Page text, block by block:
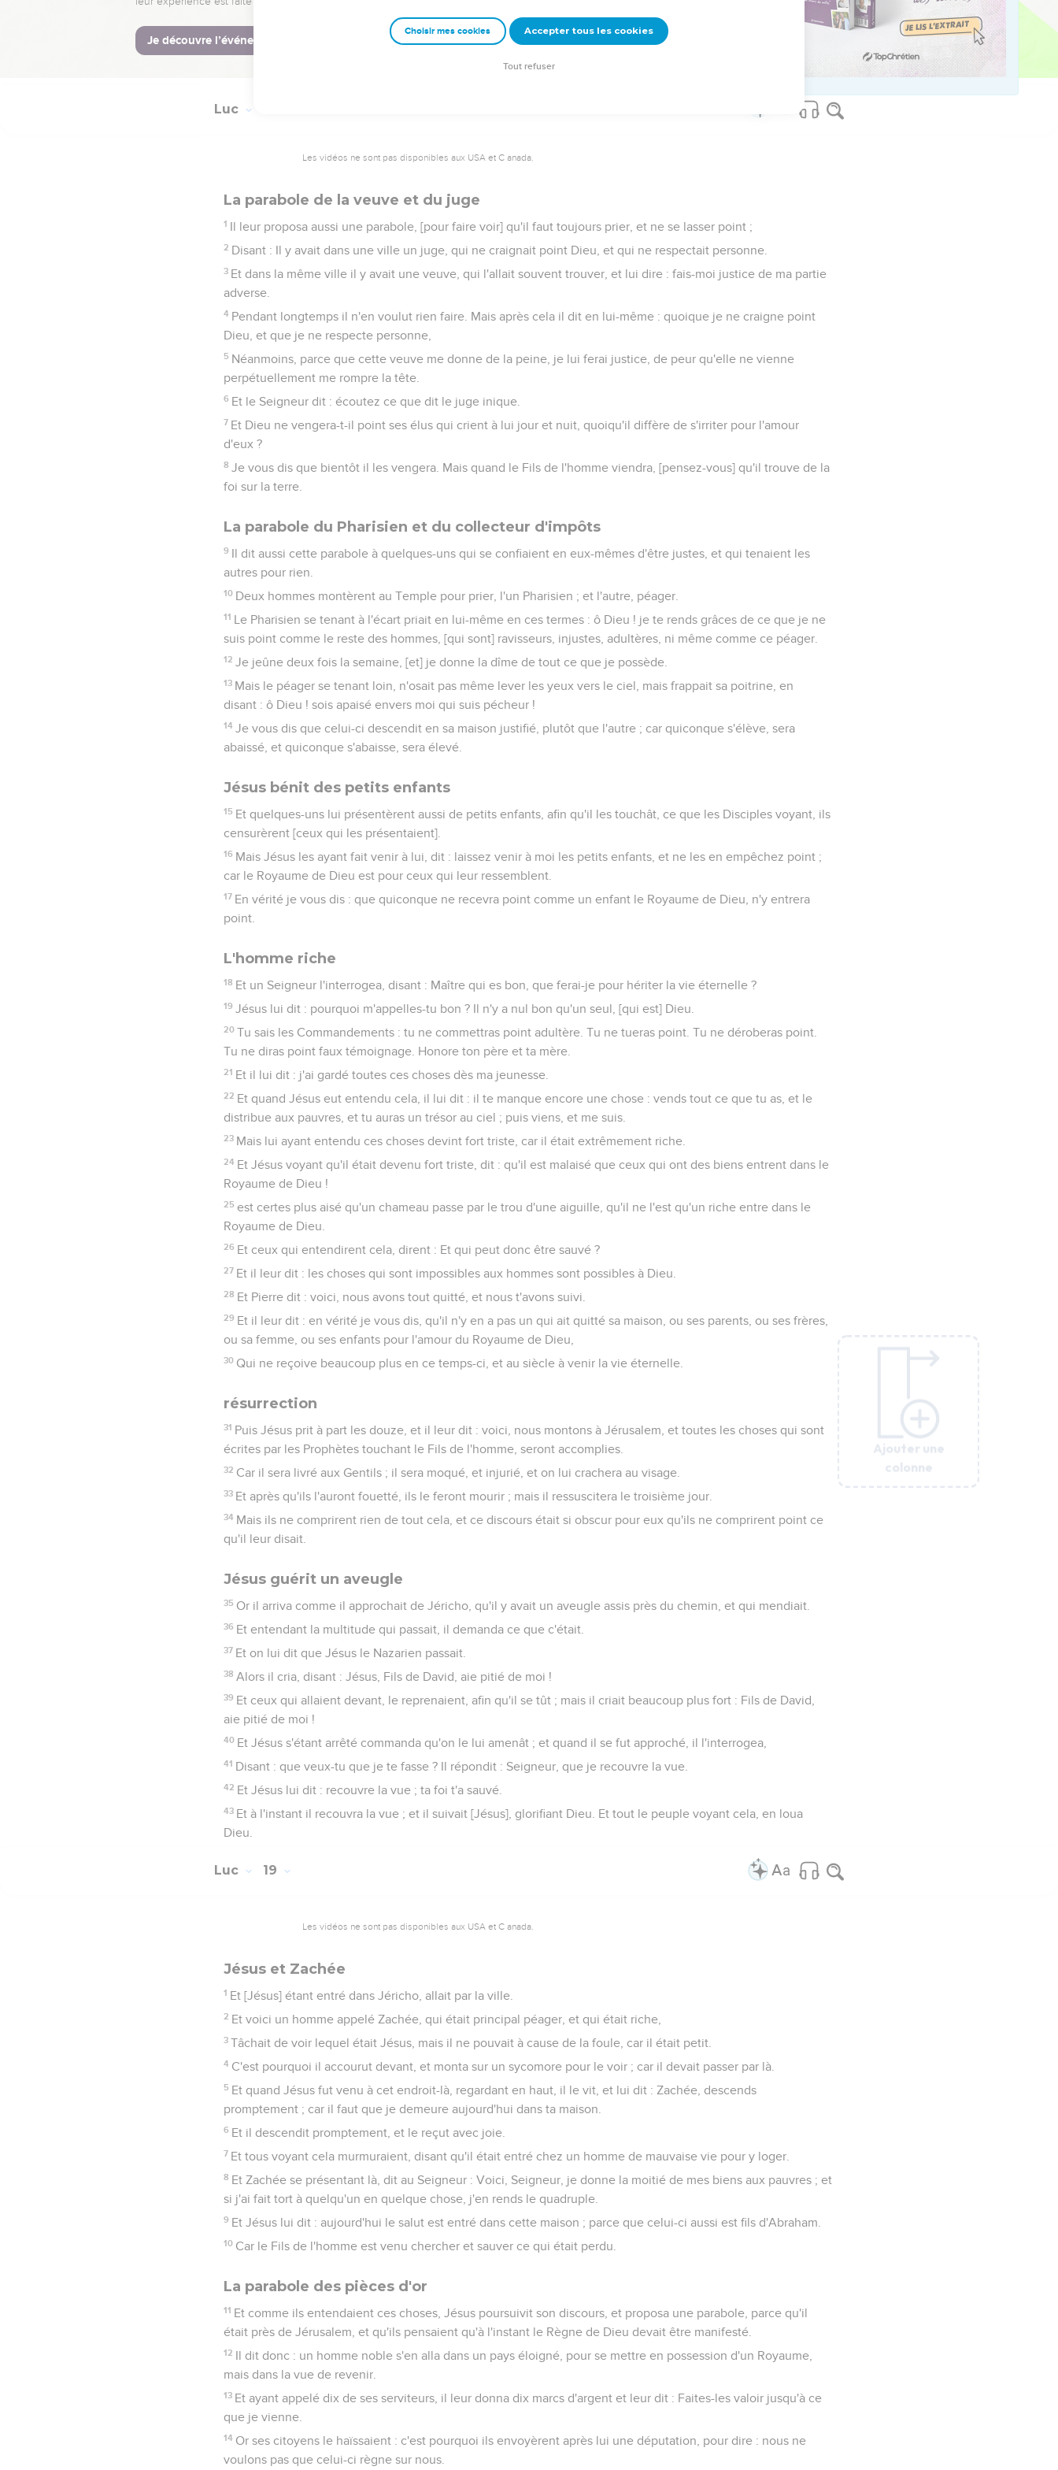
Deux seront aux champs : l'un sera pris, et l'autre laissé.
37 Et eux répondant lui dirent : où [sera-ce] Seigneur ? et il leur dit : en quelque lieu que sera le corps [mort], là
Ajouter une
colonne
Luc
Les vidéos ne sont pas disponibles aux USA et C anada.
La parabole de la veuve et du juge
1 Il leur proposa aussi une parabole, [pour faire voir] qu'il faut toujours prier, et ne se lasser point ;
2 Disant : Il y avait dans une ville un juge, qui ne craignait point Dieu, et qui ne respectait personne.
3 Et dans la même ville il y avait une veuve, qui l'allait souvent trouver, et lui dire : fais-moi justice de ma partie
adverse.
4 Pendant longtemps il n'en voulut rien faire. Mais après cela il dit en lui-même : quoique je ne craigne point
Dieu, et que je ne respecte personne,
5 Néanmoins, parce que cette veuve me donne de la peine, je lui ferai justice, de peur qu'elle ne vienne
perpétuellement me rompre la tête.
6 Et le Seigneur dit : écoutez ce que dit le juge inique.
7 Et Dieu ne vengera-t-il point ses élus qui crient à lui jour et nuit, quoiqu'il diffère de s'irriter pour l'amour
d'eux ?
8 Je vous dis que bientôt il les vengera. Mais quand le Fils de l'homme viendra, [pensez-vous] qu'il trouve de la
foi sur la terre.
La parabole du Pharisien et du collecteur d'impôts
9 Il dit aussi cette parabole à quelques-uns qui se confiaient en eux-mêmes d'être justes, et qui tenaient les
autres pour rien.
10 Deux hommes montèrent au Temple pour prier, l'un Pharisien ; et l'autre, péager.
11 Le Pharisien se tenant à l'écart priait en lui-même en ces termes : ô Dieu ! je te rends grâces de ce que je ne
suis point comme le reste des hommes, [qui sont] ravisseurs, injustes, adultères, ni même comme ce péager.
12 Je jeûne deux fois la semaine, [et] je donne la dîme de tout ce que je possède.
13 Mais le péager se tenant loin, n'osait pas même lever les yeux vers le ciel, mais frappait sa poitrine, en
disant : ô Dieu ! sois apaisé envers moi qui suis pécheur !
14 Je vous dis que celui-ci descendit en sa maison justifié, plutôt que l'autre ; car quiconque s'élève, sera
abaissé, et quiconque s'abaisse, sera élevé.
Jésus bénit des petits enfants
15 Et quelques-uns lui présentèrent aussi de petits enfants, afin qu'il les touchât, ce que les Disciples voyant, ils
censurèrent [ceux qui les présentaient].
16 Mais Jésus les ayant fait venir à lui, dit : laissez venir à moi les petits enfants, et ne les en empêchez point ;
car le Royaume de Dieu est pour ceux qui leur ressemblent.
17 En vérité je vous dis : que quiconque ne recevra point comme un enfant le Royaume de Dieu, n'y entrera
point.
L'homme riche
18 Et un Seigneur l'interrogea, disant : Maître qui es bon, que ferai-je pour hériter la vie éternelle ?
19 Jésus lui dit : pourquoi m'appelles-tu bon ? Il n'y a nul bon qu'un seul, [qui est] Dieu.
20 Tu sais les Commandements : tu ne commettras point adultère. Tu ne tueras point. Tu ne déroberas point.
Tu ne diras point faux témoignage. Honore ton père et ta mère.
21 Et il lui dit : j'ai gardé toutes ces choses dès ma jeunesse.
22 Et quand Jésus eut entendu cela, il lui dit : il te manque encore une chose : vends tout ce que tu as, et le
distribue aux pauvres, et tu auras un trésor au ciel ; puis viens, et me suis.
23 Mais lui ayant entendu ces choses devint fort triste, car il était extrêmement riche.
24 Et Jésus voyant qu'il était devenu fort triste, dit : qu'il est malaisé que ceux qui ont des biens entrent dans le
Royaume de Dieu !
25 est certes plus aisé qu'un chameau passe par le trou d'une aiguille, qu'il ne l'est qu'un riche entre dans le
Royaume de Dieu.
26 Et ceux qui entendirent cela, dirent : Et qui peut donc être sauvé ?
27 Et il leur dit : les choses qui sont impossibles aux hommes sont possibles à Dieu.
28 Et Pierre dit : voici, nous avons tout quitté, et nous t'avons suivi.
29 Et il leur dit : en vérité je vous dis, qu'il n'y en a pas un qui ait quitté sa maison, ou ses parents, ou ses frères,
ou sa femme, ou ses enfants pour l'amour du Royaume de Dieu,
30 Qui ne reçoive beaucoup plus en ce temps-ci, et au siècle à venir la vie éternelle.
résurrection
31 Puis Jésus prit à part les douze, et il leur dit : voici, nous montons à Jérusalem, et toutes les choses qui sont
écrites par les Prophètes touchant le Fils de l'homme, seront accomplies.
32 Car il sera livré aux Gentils ; il sera moqué, et injurié, et on lui crachera au visage.
33 Et après qu'ils l'auront fouetté, ils le feront mourir ; mais il ressuscitera le troisième jour.
34 Mais ils ne comprirent rien de tout cela, et ce discours était si obscur pour eux qu'ils ne comprirent point ce
qu'il leur disait.
Jésus guérit un aveugle
35 Or il arriva comme il approchait de Jéricho, qu'il y avait un aveugle assis près du chemin, et qui mendiait.
36 Et entendant la multitude qui passait, il demanda ce que c'était.
37 Et on lui dit que Jésus le Nazarien passait.
38 Alors il cria, disant : Jésus, Fils de David, aie pitié de moi !
39 Et ceux qui allaient devant, le reprenaient, afin qu'il se tût ; mais il criait beaucoup plus fort : Fils de David,
aie pitié de moi !
40 Et Jésus s'étant arrêté commanda qu'on le lui amenât ; et quand il se fut approché, il l'interrogea,
41 Disant : que veux-tu que je te fasse ? Il répondit : Seigneur, que je recouvre la vue.
42 Et Jésus lui dit : recouvre la vue ; ta foi t'a sauvé.
43 Et à l'instant il recouvra la vue ; et il suivait [Jésus], glorifiant Dieu. Et tout le peuple voyant cela, en loua
Dieu.
Ajouter une
colonne
Luc 19
Les vidéos ne sont pas disponibles aux USA et C anada.
Jésus et Zachée
1 Et [Jésus] étant entré dans Jéricho, allait par la ville.
2 Et voici un homme appelé Zachée, qui était principal péager, et qui était riche,
3 Tâchait de voir lequel était Jésus, mais il ne pouvait à cause de la foule, car il était petit.
4 C'est pourquoi il accourut devant, et monta sur un sycomore pour le voir ; car il devait passer par là.
5 Et quand Jésus fut venu à cet endroit-là, regardant en haut, il le vit, et lui dit : Zachée, descends
promptement ; car il faut que je demeure aujourd'hui dans ta maison.
6 Et il descendit promptement, et le reçut avec joie.
7 Et tous voyant cela murmuraient, disant qu'il était entré chez un homme de mauvaise vie pour y loger.
8 Et Zachée se présentant là, dit au Seigneur : Voici, Seigneur, je donne la moitié de mes biens aux pauvres ; et
si j'ai fait tort à quelqu'un en quelque chose, j'en rends le quadruple.
9 Et Jésus lui dit : aujourd'hui le salut est entré dans cette maison ; parce que celui-ci aussi est fils d'Abraham.
10 Car le Fils de l'homme est venu chercher et sauver ce qui était perdu.
La parabole des pièces d'or
11 Et comme ils entendaient ces choses, Jésus poursuivit son discours, et proposa une parabole, parce qu'il
était près de Jérusalem, et qu'ils pensaient qu'à l'instant le Règne de Dieu devait être manifesté.
12 Il dit donc : un homme noble s'en alla dans un pays éloigné, pour se mettre en possession d'un Royaume,
mais dans la vue de revenir.
13 Et ayant appelé dix de ses serviteurs, il leur donna dix marcs d'argent et leur dit : Faites-les valoir jusqu'à ce
que je vienne.
14 Or ses citoyens le haïssaient : c'est pourquoi ils envoyèrent après lui une députation, pour dire : nous ne
voulons pas que celui-ci règne sur nous.
Ajouter une
colonne
Ajouter une
colonne
Ajouter une
colonne
Choisir mes cookies Accepter tous les cookies
Tout refuser